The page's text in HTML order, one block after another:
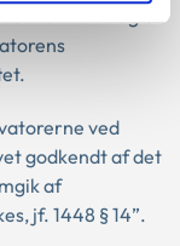
ved
godkendt af det
af
jf. 1448 § 14”.